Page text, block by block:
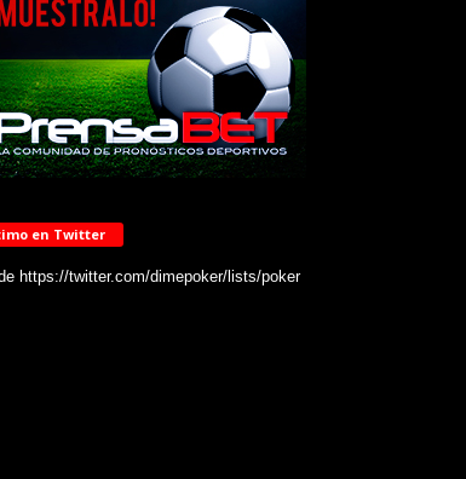
en Twitter
https://twitter.com/dimepoker/lists/poker